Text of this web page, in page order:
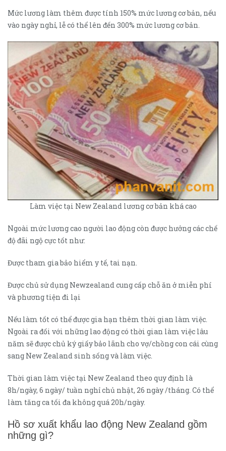
Mức lương làm thêm được tính 150% mức lương cơ bản, nếu
vào ngày nghỉ, lễ có thể lên đến 300% mức lương cơ bản.
Làm việc tại New Zealand lương cơ bản khá cao
Ngoài mức lương cao người lao động còn được hưởng các chế
độ đãi ngộ cực tốt như:
Được tham gia bảo hiểm y tế, tai nạn.
Được chủ sử dụng Newzealand cung cấp chỗ ăn ở miễn phí
và phương tiện đi lại
Nếu làm tốt có thể được gia hạn thêm thời gian làm việc.
Ngoài ra đối với những lao động có thời gian làm việc lâu
năm sẽ được chủ ký giấy bảo lãnh cho vợ/chồng con cái cùng
sang New Zealand sinh sống và làm việc.
Thời gian làm việc tại New Zealand theo quy định là
8h/ngày, 6 ngày/ tuần nghỉ chủ nhật, 26 ngày /tháng. Có thể
làm tăng ca tối đa không quá 20h/ngày.
Hồ sơ xuất khẩu lao động New Zealand gồm
những gì?